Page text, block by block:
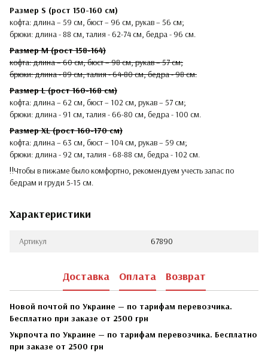
Размер S (рост 150-160 см)
кофта: длина – 59 см, бюст – 96 см, рукав – 56 см;
брюки: длина - 88 см, талия - 62-74 см, бедра - 96 см.
Размер M (рост 158-164)
кофта: длина – 60 см, бюст – 98 см, рукав – 57 см;
брюки: длина - 89 см, талия - 64-80 см, бедра - 98 см.
Размер L (рост 160-168 см)
кофта: длина – 62 см, бюст – 102 см, рукав – 57 см;
брюки: длина - 91 см, талия - 66-80 см, бедра - 100 см.
Размер XL (рост 160-170 см)
кофта: длина – 63 см, бюст – 104 см, рукав – 59 см;
брюки: длина - 92 см, талия - 68-88 см, бедра - 102 см.
‼️Чтобы в пижаме было комфортно, рекомендуем учесть запас по
бедрам и груди 5-15 см.
Характеристики
Артикул 67890
Доставка Оплата Возврат
Новой почтой по Украине — по тарифам перевозчика.
Бесплатно при заказе от 2500 грн
Укрпочта по Украине — по тарифам перевозчика. Бесплатно
при заказе от 2500 грн